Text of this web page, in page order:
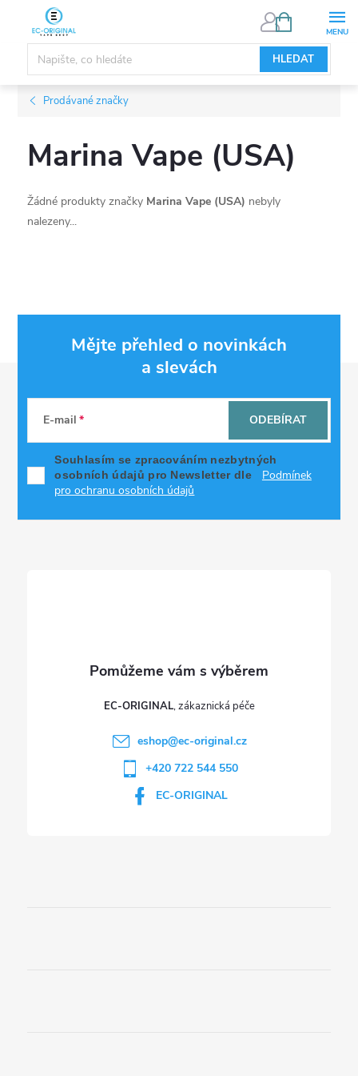
obsah
HLEDAT
NÁKUPNÍ
Prodávané značky
Marina Vape (USA)
Žádné produkty značky Marina Vape (USA) nebyly
nalezeny...
Mějte přehled o novinkách
a slevách
E-mail
Souhlasím se zpracováním nezbytných
osobních údajů pro Newsletter dle
Podmínek
pro ochranu osobních údajů
ODEBÍRAT
EC-ORIGINAL
eshop@ec-original.cz
+420 722 544 550
EC-ORIGINAL